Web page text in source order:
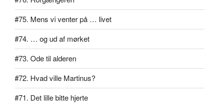
#75. Mens vi venter på … livet
#74. … og ud af mørket
#73. Ode til alderen
#72. Hvad ville Martinus?
#71. Det lille bitte hjerte